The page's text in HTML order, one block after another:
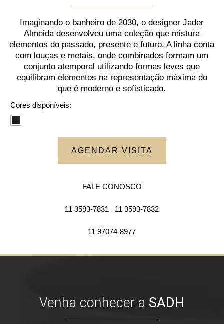
Imaginando o banheiro de 2030, o designer Jader
Almeida desenvolveu uma coleção que mistura
elementos do passado, presente e futuro. A linha conta
com louças e metais, onde combinados formam um
conjunto atemporal utilizando formas leves que
equilibram elementos na representação máxima do
que é moderno e sofisticado.
Cores disponíveis:
AGENDAR VISITA
FALE CONOSCO
11 3593-7831 11 3593-7832
11 97074-8977
Venha conhecer a SADH